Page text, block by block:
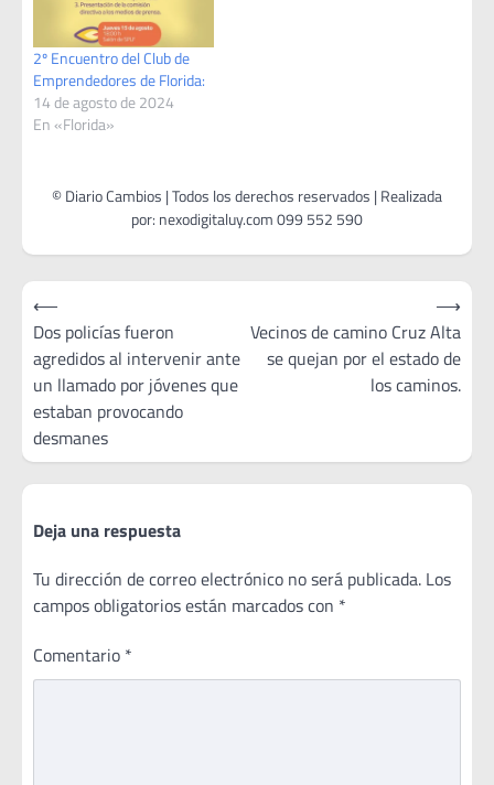
2º Encuentro del Club de
Emprendedores de Florida:
14 de agosto de 2024
En «Florida»
Navegación
de
entradas
⟵
Dos policías fueron
agredidos al intervenir ante
un llamado por jóvenes que
estaban provocando
desmanes
Vecinos de camino Cruz Alta
se quejan por el estado de
los caminos.
⟶
Deja una respuesta
Tu dirección de correo electrónico no será publicada. Los
campos obligatorios están marcados con *
Comentario *